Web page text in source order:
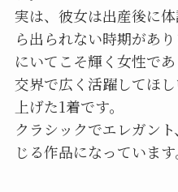
実は、彼女は出産後に
ら出られない時期があ
にいてこそ輝く女性で
交界で広く活躍してほ
上げた1着です。
クラシックでエレガン
じる作品になっています